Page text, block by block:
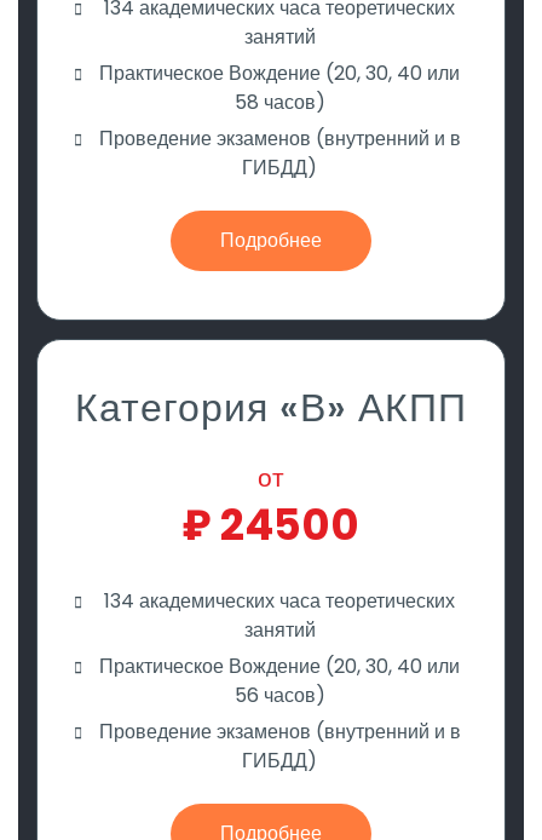
134 академических часа теоретических
занятий
Практическое Вождение (20, 30, 40 или
58 часов)
Проведение экзаменов (внутренний и в
ГИБДД)
Подробнее
Категория «В» АКПП
от
₽24500
134 академических часа теоретических
занятий
Практическое Вождение (20, 30, 40 или
56 часов)
Проведение экзаменов (внутренний и в
ГИБДД)
Подробнее